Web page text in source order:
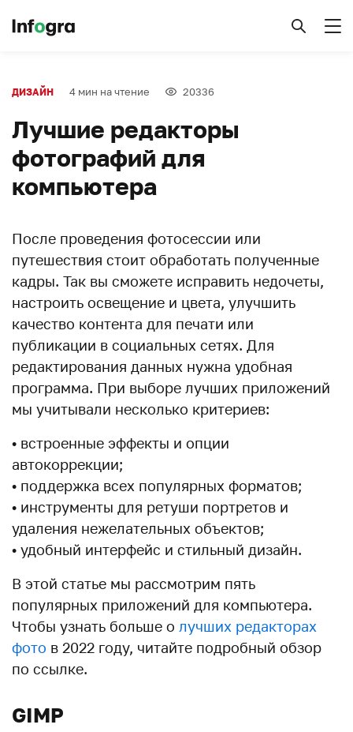
ДИЗАЙН 4 мин на чтение 20336
Лучшие редакторы
фотографий для
компьютера
После проведения фотосессии или
путешествия стоит обработать полученные
кадры. Так вы сможете исправить недочеты,
настроить освещение и цвета, улучшить
качество контента для печати или
публикации в социальных сетях. Для
редактирования данных нужна удобная
программа. При выборе лучших приложений
мы учитывали несколько критериев:
• встроенные эффекты и опции
автокоррекции;
• поддержка всех популярных форматов;
• инструменты для ретуши портретов и
удаления нежелательных объектов;
• удобный интерфейс и стильный дизайн.
В этой статье мы рассмотрим пять
популярных приложений для компьютера.
Чтобы узнать больше о лучших редакторах
фото в 2022 году, читайте подробный обзор
по ссылке.
GIMP